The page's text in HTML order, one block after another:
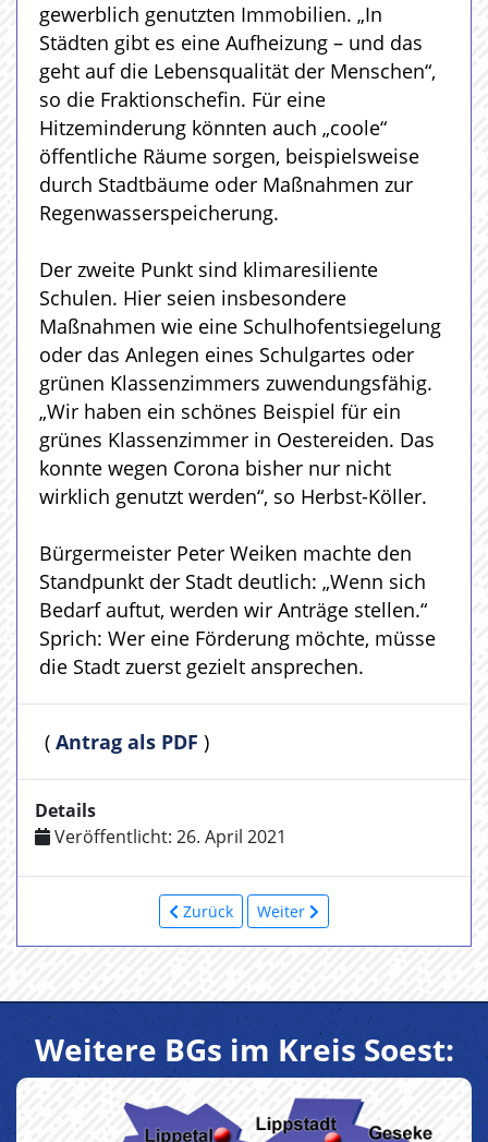
gewerblich genutzten Immobilien. „In
Städten gibt es eine Aufheizung – und das
geht auf die Lebensqualität der Menschen“,
so die Fraktionschefin. Für eine
Hitzeminderung könnten auch „coole“
öffentliche Räume sorgen, beispielsweise
durch Stadtbäume oder Maßnahmen zur
Regenwasserspeicherung.
Der zweite Punkt sind klimaresiliente
Schulen. Hier seien insbesondere
Maßnahmen wie eine Schulhofentsiegelung
oder das Anlegen eines Schulgartes oder
grünen Klassenzimmers zuwendungsfähig.
„Wir haben ein schönes Beispiel für ein
grünes Klassenzimmer in Oestereiden. Das
konnte wegen Corona bisher nur nicht
wirklich genutzt werden“, so Herbst-Köller.
Bürgermeister Peter Weiken machte den
Standpunkt der Stadt deutlich: „Wenn sich
Bedarf auftut, werden wir Anträge stellen.“
Sprich: Wer eine Förderung möchte, müsse
die Stadt zuerst gezielt ansprechen.
( Antrag als PDF )
Details
Veröffentlicht: 26. April 2021
Zurück Weiter
Weitere BGs im Kreis Soest: